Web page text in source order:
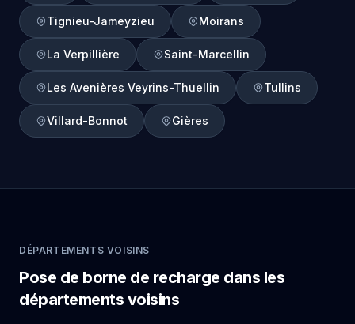
Tignieu-Jameyzieu Moirans
La Verpillière Saint-Marcellin
Les Avenières Veyrins-Thuellin Tullins
Villard-Bonnot Gières
DÉPARTEMENTS VOISINS
Pose de borne de recharge dans les
départements voisins